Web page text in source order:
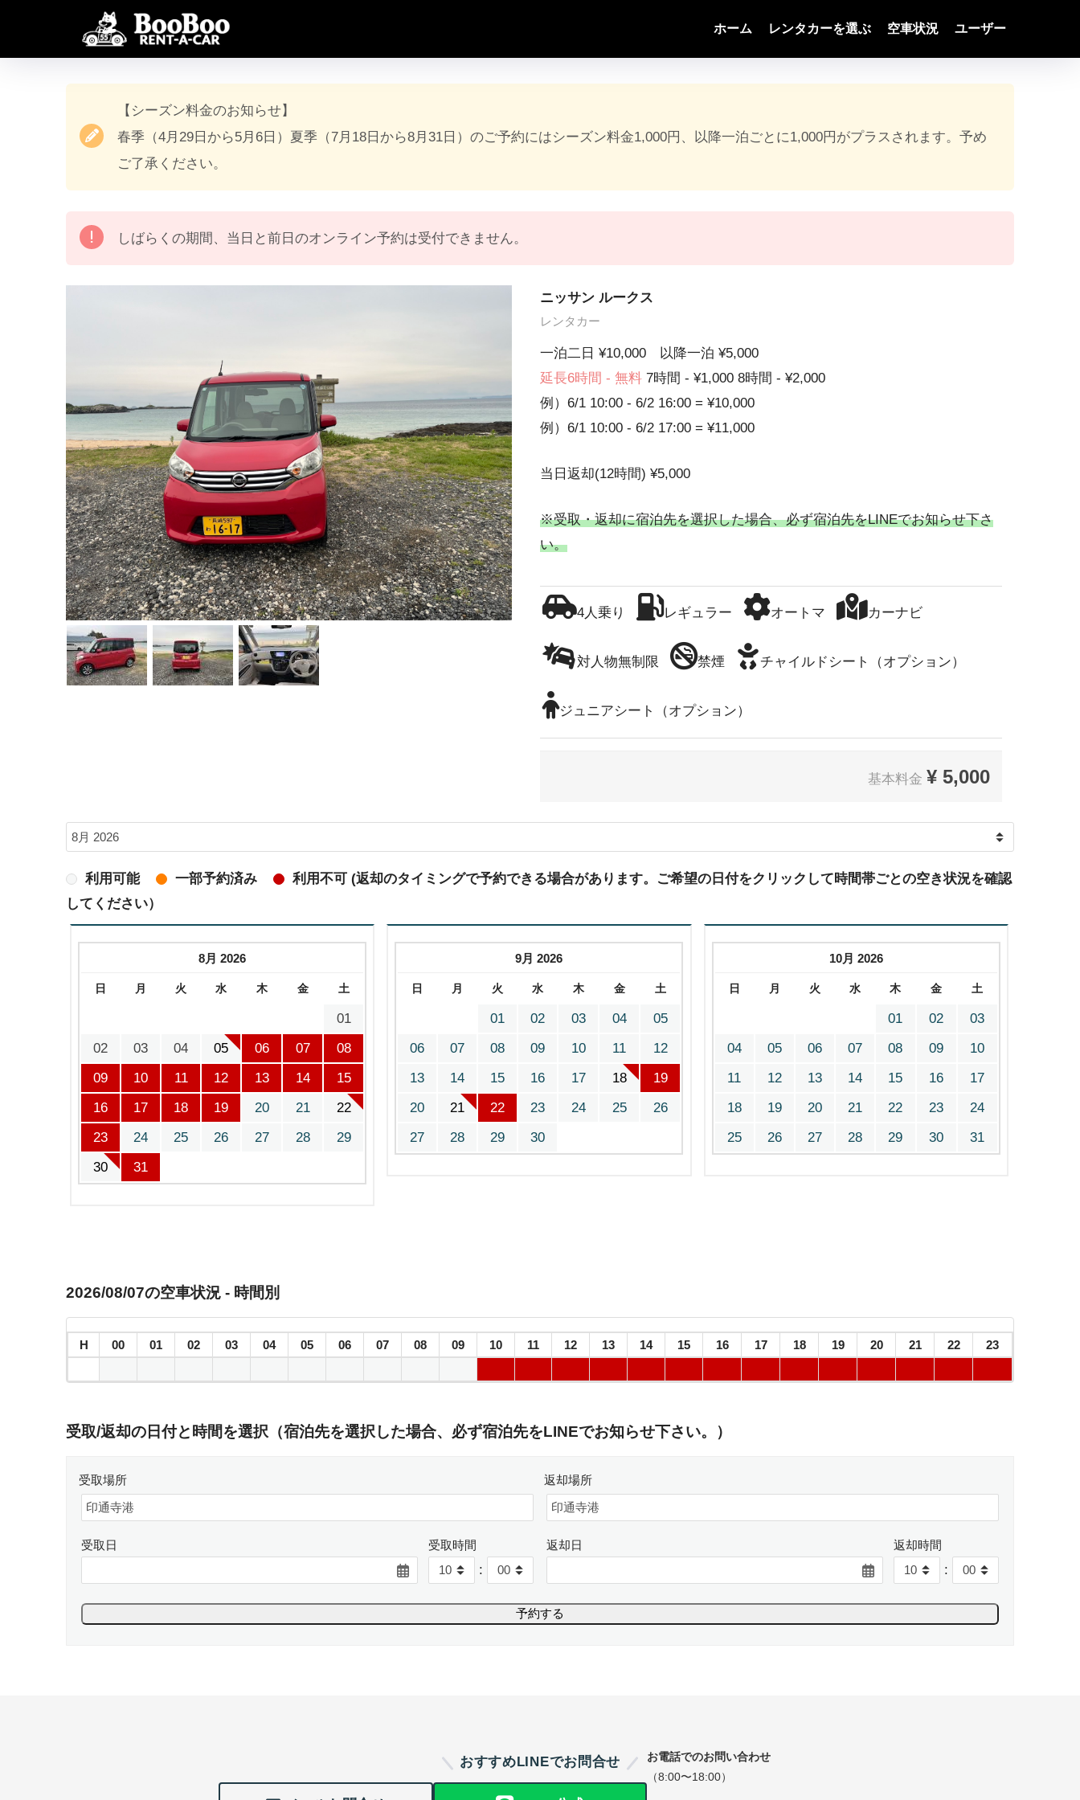
ホーム レンタカーを選ぶ 空車状況 ユーザー
【シーズン料金のお知らせ】
春季（4月29日から5月6日）夏季（7月18日から8月31日）のご予約にはシーズン料金1,000円、以降一泊ごとに1,000円がプラスされます。予め
ご了承ください。
しばらくの期間、当日と前日のオンライン予約は受付できません。
ニッサン ルークス
レンタカー
一泊二日 ¥10,000 以降一泊 ¥5,000
延長6時間 - 無料 7時間 - ¥1,000 8時間 - ¥2,000
例）6/1 10:00 - 6/2 16:00 = ¥10,000
例）6/1 10:00 - 6/2 17:00 = ¥11,000
当日返却(12時間) ¥5,000
※受取・返却に宿泊先を選択した場合、必ず宿泊先をLINEでお知らせ下さ
い。
4人乗り レギュラー オートマ カーナビ
対人物無制限 禁煙 チャイルドシート（オプション）
ジュニアシート（オプション）
基本料金 ¥ 5,000
利用可能 一部予約済み
利用不可 (返却のタイミングで予約できる場合があります。ご希望の日付をクリックして時間帯ごとの空き状況を確認
してください）
8月 2026
日 月 火 水 木 金 土
01
02
03 04 05 06 07
08
09
10 11 12 13 14
15
16
17 18 19 20 21
22
23
24 25 26 27 28
29
30
31
9月 2026
日 月 火 水 木 金 土
01 02 03 04
05
06
07 08 09 10 11
12
13
14 15 16 17 18
19
20
21 22 23 24 25
26
27
28 29 30
10月 2026
日 月 火 水 木 金 土
01 02
03
04
05 06 07 08 09
10
11
12 13 14 15 16
17
18
19 20 21 22 23
24
25
26 27 28 29 30 31
2026/08/07の空車状況 - 時間別
H 00 01 02 03 04 05 06 07 08 09 10 11 12 13 14 15 16 17 18 19 20 21 22 23
受取/返却の日付と時間を選択（宿泊先を選択した場合、必ず宿泊先をLINEでお知らせ下さい。）
受取場所 返却場所
受取日 受取時間
:
返却日 返却時間
:
おすすめLINEでお問合せ
お電話でのお問い合わせ
（8:00〜18:00）